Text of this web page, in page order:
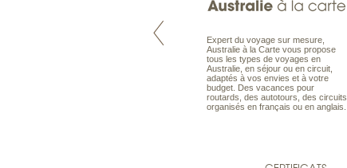
Pacifique à la carte est le spécialiste
Expert du voyage sur mesure,
Australie à la Carte vous propose
tous les types de voyages en
Australie, en séjour ou en circuit,
adaptés à vos envies et à votre
budget. Des vacances pour
routards, des autotours, des circuits
organisés en français ou en anglais.